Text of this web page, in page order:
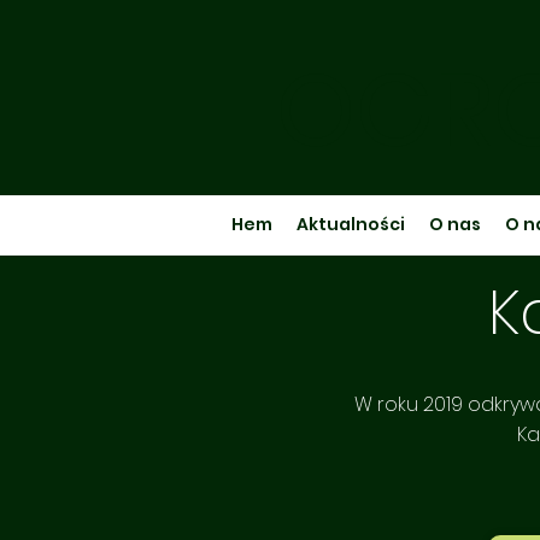
Hem Aktualności O nas O
W roku 2019